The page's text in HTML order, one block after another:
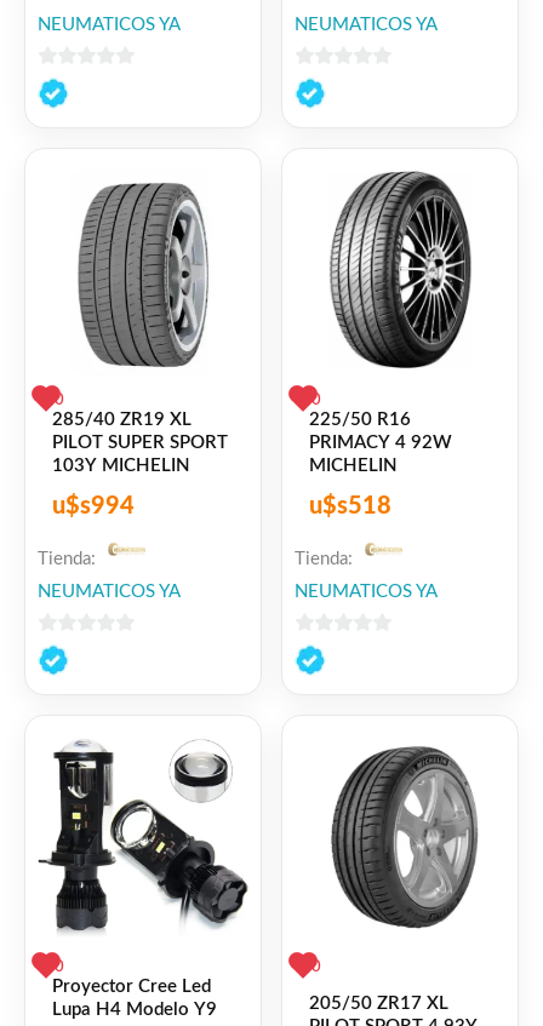
NEUMATICOS YA
0
de
NEUMATICOS YA
0
de
0
285/40 ZR19 XL
PILOT SUPER SPORT
103Y MICHELIN
u$s994
Tienda:
NEUMATICOS YA
0
de
0
225/50 R16
PRIMACY 4 92W
MICHELIN
u$s518
Tienda:
NEUMATICOS YA
0
de
0
Proyector Cree Led
Lupa H4 Modelo Y9
0
205/50 ZR17 XL